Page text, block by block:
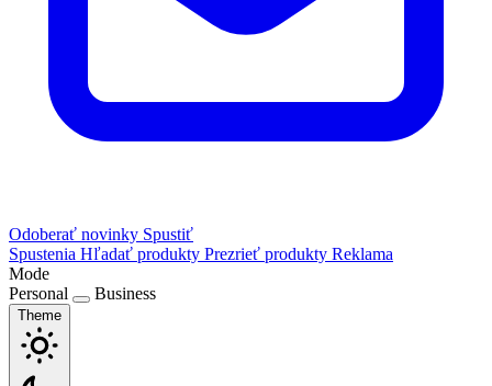
Odoberať novinky Spustiť
Spustenia Hľadať produkty Prezrieť produkty Reklama
Mode
Personal
Business
Theme